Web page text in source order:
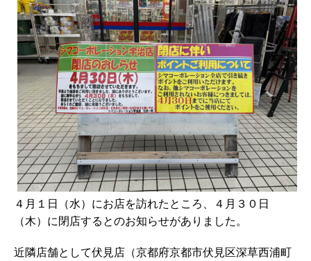
４月１日（水）にお店を訪れたところ、４月３０日
（木）に閉店するとのお知らせがありました。
近隣店舗として伏見店（京都府京都市伏見区深草西浦町